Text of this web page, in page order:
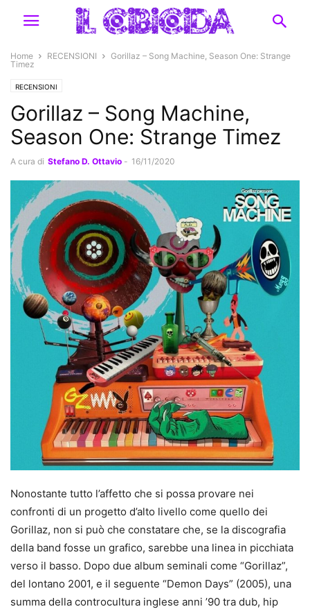
Home RECENSIONI
Gorillaz – Song Machine, Season One: Strange
Timez
RECENSIONI
Gorillaz – Song Machine,
Season One: Strange Timez
A cura di Stefano D. Ottavio - 16/11/2020
Nonostante tutto l’affetto che si possa provare nei
confronti di un progetto d’alto livello come quello dei
Gorillaz, non si può che constatare che, se la discografia
della band fosse un grafico, sarebbe una linea in picchiata
verso il basso. Dopo due album seminali come “Gorillaz”,
del lontano 2001, e il seguente “Demon Days” (2005), una
summa della controcultura inglese anni ’90 tra dub, hip